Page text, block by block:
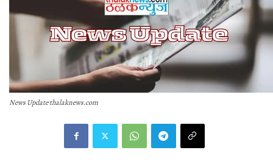
News Update thalaknews.com